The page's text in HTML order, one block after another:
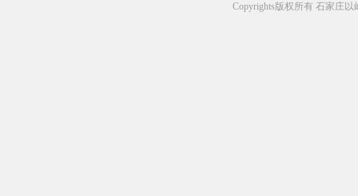
Copyrights版权所有 石家庄